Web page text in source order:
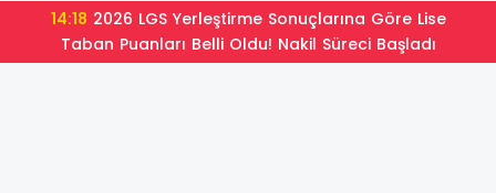
14:18
Taban Puanları Belli Oldu! Nakil Süreci Başladı